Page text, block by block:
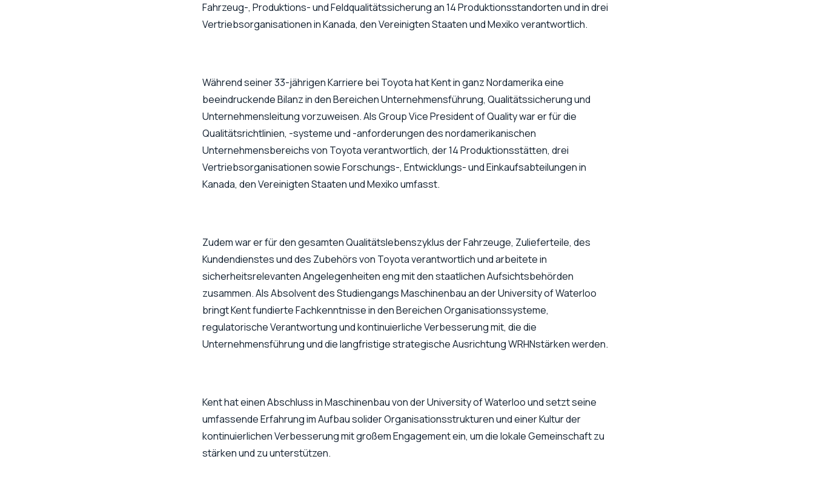
Fahrzeug-, Produktions- und Feldqualitätssicherung an 14 Produktionsstandorten und in drei
Vertriebsorganisationen in Kanada, den Vereinigten Staaten und Mexiko verantwortlich.
Während seiner 33-jährigen Karriere bei Toyota hat Kent in ganz Nordamerika eine
beeindruckende Bilanz in den Bereichen Unternehmensführung, Qualitätssicherung und
Unternehmensleitung vorzuweisen. Als Group Vice President of Quality war er für die
Qualitätsrichtlinien, -systeme und -anforderungen des nordamerikanischen
Unternehmensbereichs von Toyota verantwortlich, der 14 Produktionsstätten, drei
Vertriebsorganisationen sowie Forschungs-, Entwicklungs- und Einkaufsabteilungen in
Kanada, den Vereinigten Staaten und Mexiko umfasst.
Zudem war er für den gesamten Qualitätslebenszyklus der Fahrzeuge, Zulieferteile, des
Kundendienstes und des Zubehörs von Toyota verantwortlich und arbeitete in
sicherheitsrelevanten Angelegenheiten eng mit den staatlichen Aufsichtsbehörden
zusammen. Als Absolvent des Studiengangs Maschinenbau an der University of Waterloo
bringt Kent fundierte Fachkenntnisse in den Bereichen Organisationssysteme,
regulatorische Verantwortung und kontinuierliche Verbesserung mit, die die
Unternehmensführung und die langfristige strategische Ausrichtung WRHNstärken werden.
Kent hat einen Abschluss in Maschinenbau von der University of Waterloo und setzt seine
umfassende Erfahrung im Aufbau solider Organisationsstrukturen und einer Kultur der
kontinuierlichen Verbesserung mit großem Engagement ein, um die lokale Gemeinschaft zu
stärken und zu unterstützen.